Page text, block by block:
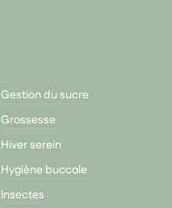
Gestion du sucre
Grossesse
Hiver serein
Hygiène buccale
Insectes